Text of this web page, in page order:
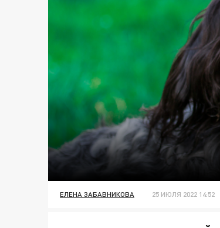
ЕЛЕНА ЗАБАВНИКОВА 25 ИЮЛЯ 2022 14:52